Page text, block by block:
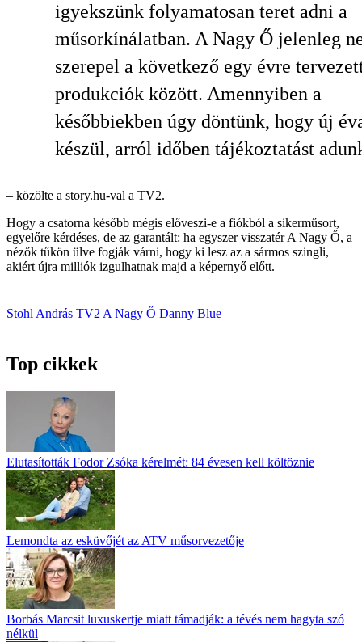
igyekszünk folyamatosan teret adni a
műsorkínálatban. A Nagy Ő jelenleg
szerepel a következő egy évre
produkciók között. Amennyiben a
későbbiekben úgy döntünk, hogy új
készül, arról időben tájékoztatást
– közölte a story.hu-val a TV2.
Hogy a csatorna később mégis előveszi-e a fiókból a sikerműsort,
egyelőre kérdéses, de az garantált: ha egyszer visszatér A Nagy Ő, a
nézők tűkön ülve fogják várni, hogy ki lesz az a sármos szingli,
akiért újra milliók izgulhatnak majd a képernyő előtt.
Stohl András TV2 A Nagy Ő Danny Blue
Top cikkek
Elutasították Fodor Zsóka kérelmét: 84 évesen kell költöznie
Lemondta az esküvőjét az ATV műsorvezetője
Borbás Marcsit luxuskertje miatt támadják: a tévés nem hagyta szó
nélkül